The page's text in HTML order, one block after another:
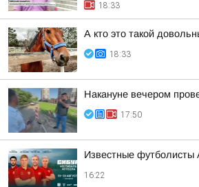
18:33
А кто это такой
18:33
Накануне вечером
17:50
Известные футболисты
16:22